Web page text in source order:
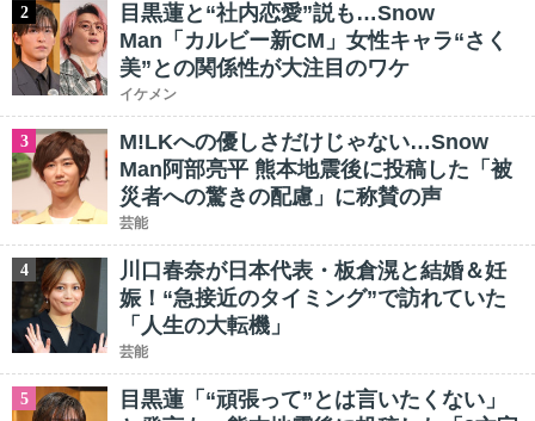
2
目黒蓮と“社内恋愛”説も…Snow
Man「カルビー新CM」女性キャラ“さく
美”との関係性が大注目のワケ
イケメン
3
M!LKへの優しさだけじゃない…Snow
Man阿部亮平 熊本地震後に投稿した「被
災者への驚きの配慮」に称賛の声
芸能
4
川口春奈が日本代表・板倉滉と結婚＆妊
娠！“急接近のタイミング”で訪れていた
「人生の大転機」
芸能
5
目黒蓮「“頑張って”とは言いたくない」